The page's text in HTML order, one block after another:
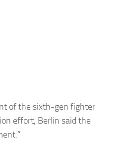
of the sixth-gen fighter
effort, Berlin said the